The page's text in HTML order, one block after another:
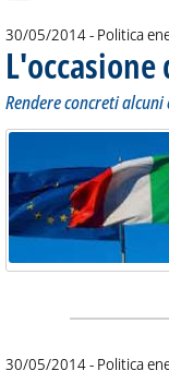
30/05/2014- Politica
Rendere concreti
30/05/2014- Politica